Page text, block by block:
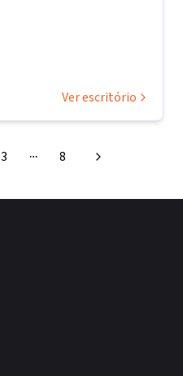
Ver escritório
3 More pages
8